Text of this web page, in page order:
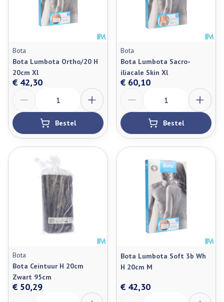
Bota
Bota Lumbota Ortho/20 H
20cm Xl
€ 42,30
Bestel
Bota
Bota Lumbota Sacro-
iliacale Skin Xl
€ 60,10
Bestel
Bota
Bota Ceintuur H 20cm
Zwart 95cm
€ 50,29
Bota Lumbota Soft 3b Wh
H 20cm M
€ 42,30